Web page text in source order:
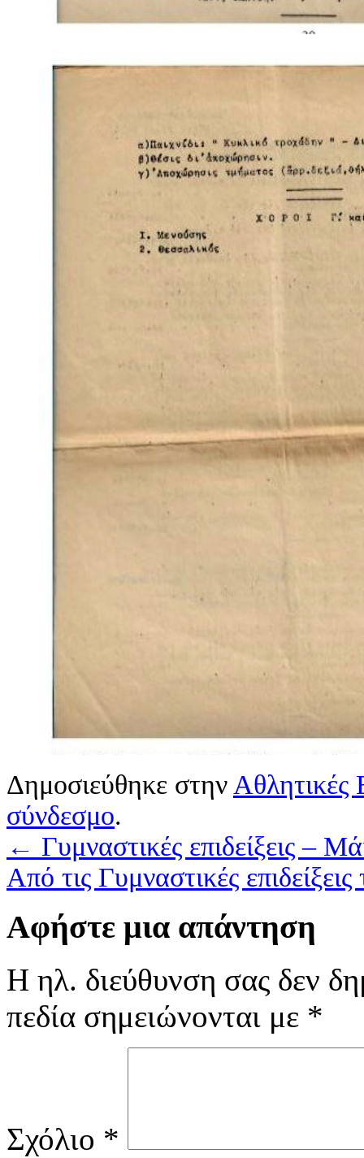
Δημοσιεύθηκε στην Αθλητικές
σύνδεσμο.
← Γυμναστικές επιδείξεις –
Από τις Γυμναστικές
Αφήστε μια απάντηση
Η ηλ. διεύθυνση σας δεν
πεδία σημειώνονται με *
Σχόλιο *